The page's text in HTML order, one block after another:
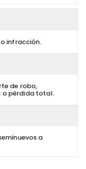
infracción.
de robo,
o pérdida total.
a